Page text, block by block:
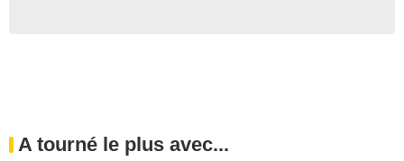
A tourné le plus avec...